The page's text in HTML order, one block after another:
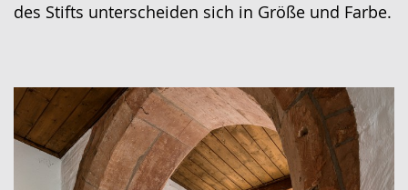
des Stifts unterscheiden sich in Größe und Farbe.